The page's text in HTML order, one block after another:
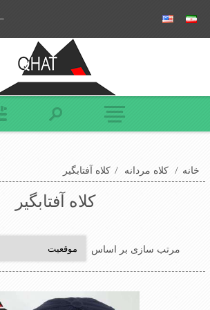
خانه / کلاه مردانه / کلاه آفتابگیر
کلاه آفتابگیر
مرتب سازی بر اساس